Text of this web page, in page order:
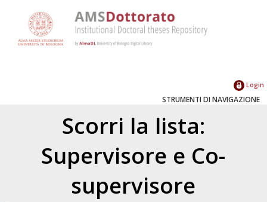
Login
STRUMENTI DI NAVIGAZIONE
Scorri la lista:
Supervisore e Co-
supervisore